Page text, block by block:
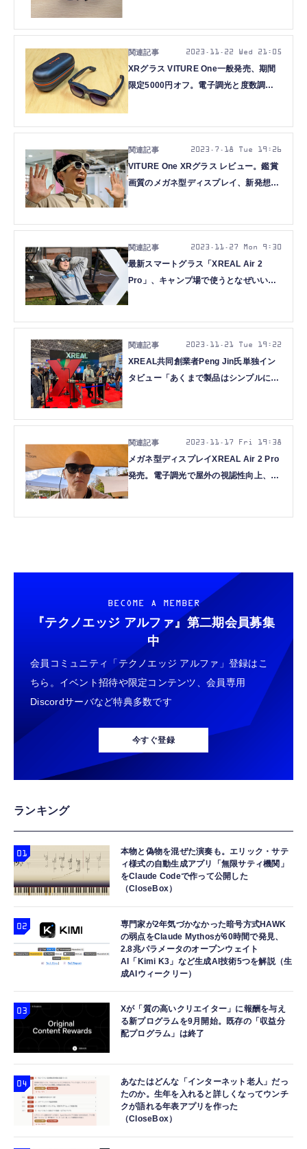
XRグラス VITURE One一般発売、期間
限定5000円オフ。電子調光と度数調整
2023.11.22 Wed 21:05
VITURE One XRグラス レビュー。鑑賞
画質のメガネ型ディスプレイ、新発想ネ
2023.7.18 Tue 19:26
最新スマートグラス「XREAL Air 2
Pro」、キャンプ場で使うとなぜいいの
2023.11.27 Mon 9:30
XREAL共同創業者Peng Jin氏単独イン
タビュー「あくまで製品はシンプルに。
2023.11.21 Tue 19:22
メガネ型ディスプレイXREAL Air 2 Pro
発売。電子調光で屋外の視認性向上、実
2023.11.17 Fri 19:38
BECOME A MEMBER
『テクノエッジ アルファ』 第二期会員募集
中
会員コミュニティ「テクノエッジ アルファ」登録はこ
ちら。イベント招待や限定コンテンツ、会員専用
Discordサーバなど特典多数です
今すぐ登録
ランキング
本物と偽物を混ぜた演奏も。エリック・サテ
ィ様式の自動生成アプリ「無限サティ機関」
をClaude Codeで作って公開した
（CloseBox）
専門家が2年気づかなかった暗号方式HAWK
の弱点をClaude Mythosが60時間で発見、
2.8兆パラメータのオープンウェイト
AI「Kimi K3」など生成AI技術5つを解説（生
成AIウィークリー）
Xが「質の高いクリエイター」に報酬を与え
る新プログラムを9月開始。既存の「収益分
配プログラム」は終了
あなたはどんな「インターネット老人」だっ
たのか。生年を入れると詳しくなってウンチ
クが語れる年表アプリを作った
（CloseBox）